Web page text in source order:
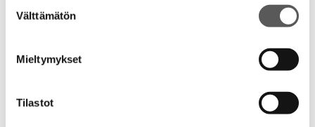
valinta
Välttämätön
Mieltymykset
Tilastot